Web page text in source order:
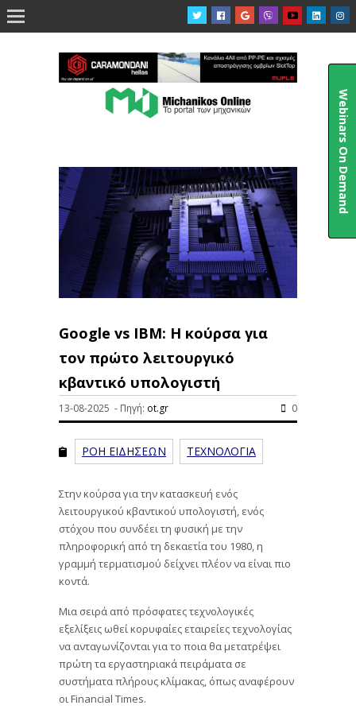

Google vs IBM: Η κούρσα για
τον πρώτο λειτουργικό
κβαντικό υπολογιστή
13-08-2025 - Πηγή: ot.gr 0
ΡΟΗ ΕΙΔΗΣΕΩΝ ΤΕΧΝΟΛΟΓΙΑ
Στην κούρσα για την κατασκευή ενός
λειτουργικού κβαντικού υπολογιστή, ενός
στόχου που συνδέει τη φυσική με την
πληροφορική από τη δεκαετία του 1980, η
γραμμή τερματισμού δείχνει πλέον να είναι πιο
κοντά.
Μια σειρά από πρόσφατες τεχνολογικές
εξελίξεις ωθεί κορυφαίες εταιρείες τεχνολογίας
να ανταγωνίζονται για το ποια θα μετατρέψει
πρώτη τα εργαστηριακά πειράματα σε
συστήματα πλήρους κλίμακας, όπως αναφέρουν
οι Financial Times.
Webinars On Demand